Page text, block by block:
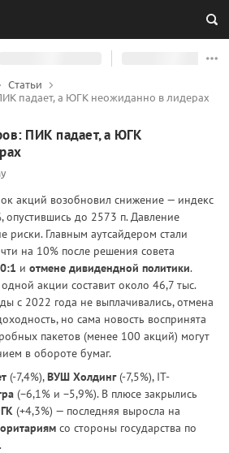
Статьи
падает, а ЮГК неожиданно в лидерах
ПИК падает, а ЮГК
акций возобновил снижение — индекс
опустившись до 2573 п. Давление
риски. Главным аутсайдером стали
на 10% после решения совета
и отмене дивидендной политики.
акции составит около 46,7 тыс.
с 2022 года не выплачивались, отмена
но сама новость воспринята
пакетов (менее 100 акций) могут
в обороте бумаг.
(-7,4%),ВУШ Холдинг(-7,5%), IT-
(−6,1% и −5,9%). В плюсе закрылись
(+4,3%) — последняя выросла на
со стороны государства по